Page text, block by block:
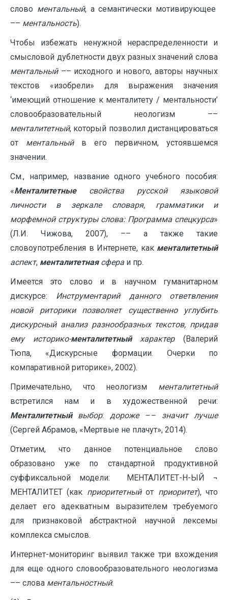
слово ментальный, а семантически мотивирующее
–– ментальность).
Чтобы избежать ненужной нераспределенности и
смысловой дублетности двух разных значений слова
ментальный–– исходного и нового, авторы научных
текстов «изобрели» для выражения значения
‘имеющий отношение к менталитету / ментальности’
словообразовательный неологизм ––
менталитетный, который позволил дистанцироваться
от ментальный в его первичном, устоявшемся
значении.
См., например, название одного учебного пособия:
«Менталитетныесвойства русской языковой
личности в зеркале словаря, грамматики и
морфемной структуры слова: Программа спецкурса»
(Л.И. Чижова, 2007), –– а также такие
словоупотребления в Интернете, как менталитетный
аспект, менталитетнаясфера и пр.
Имеется это слово и в научном гуманитарном
дискурсе: Инструментарий данного ответвления
новой риторики позволяет существенно углубить
дискурсный анализ разнообразных текстов, придав
ему историко-менталитетныйхарактер(Валерий
Тюпа, «Дискурсные формации. Очерки по
компаративной риторике», 2002).
Примечательно, что неологизм менталитетный
встретился нам и в художественной речи:
Менталитетныйвыбор: дороже –– значит лучше
(Сергей Абрамов, «Мертвые не плачут», 2014).
Отметим, что данное потенциальное слово
образовано уже по стандартной продуктивной
суффиксальной модели: МЕНТАЛИТЕТ-Н-ЫЙ ¬
МЕНТАЛИТЕТ (как приоритетныйот приоритет), что
делает его адекватным выразителем требуемого
для признаковой абстрактной научной лексемы
комплекса смыслов.
Интернет-мониторинг выявил также три вхождения
для еще одного словообразовательного неологизма
–– слова ментальностный: